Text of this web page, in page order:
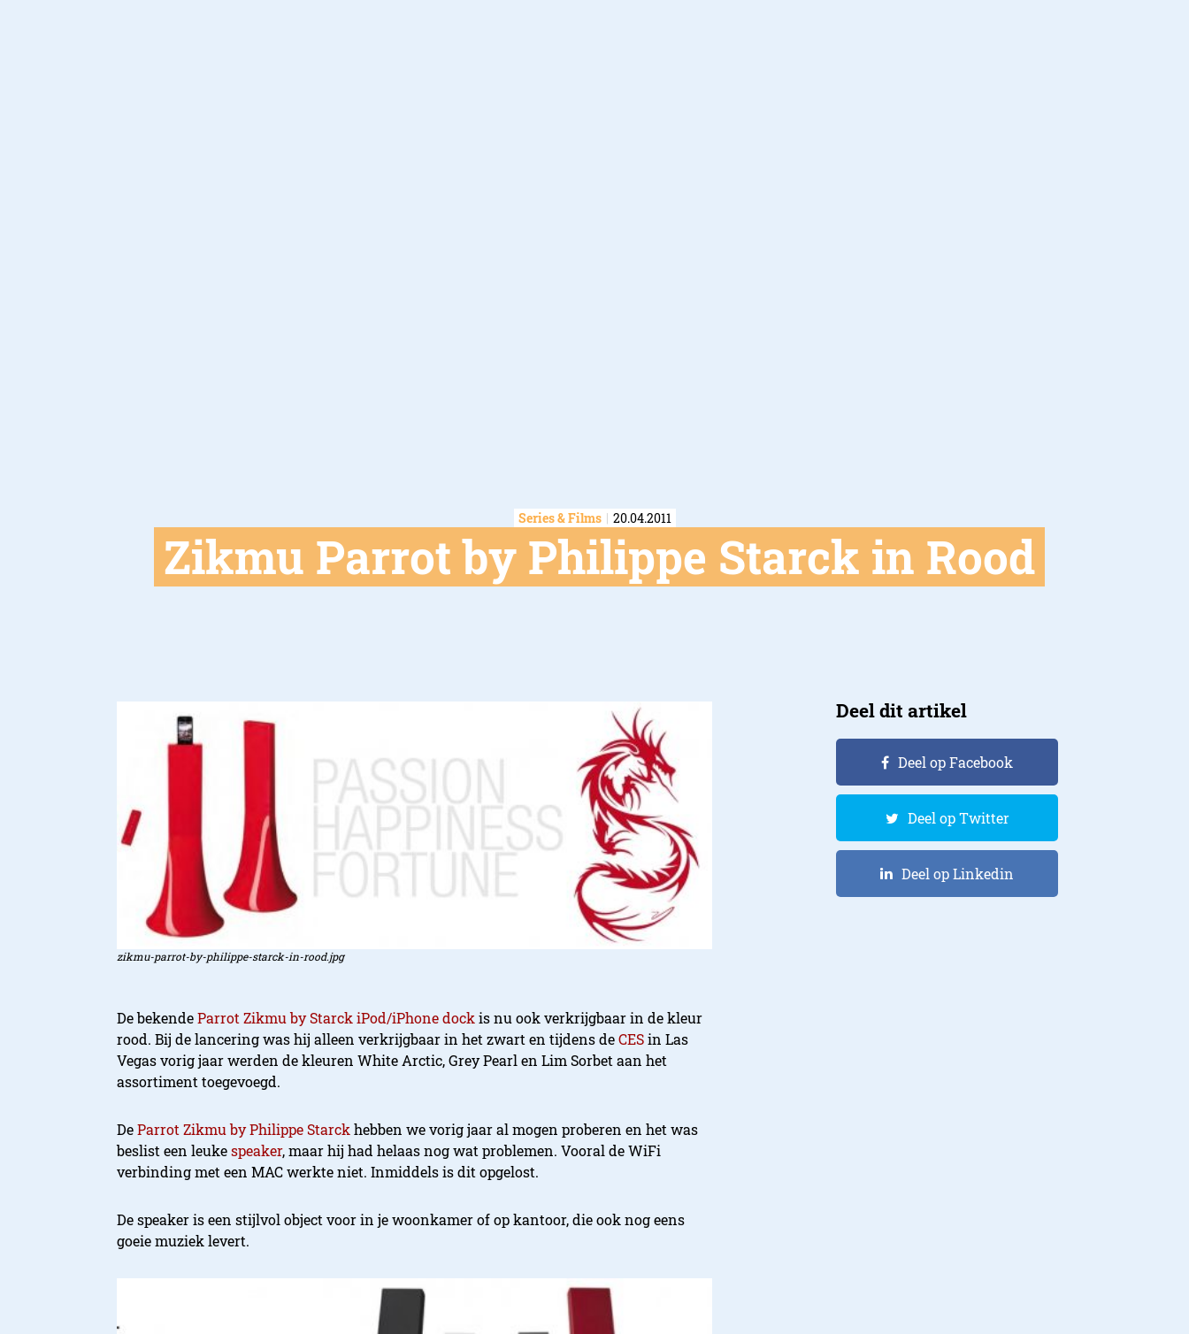
Series & Films 20.04.2011
Zikmu Parrot by Philippe Starck in Rood
zikmu-parrot-by-philippe-starck-in-rood.jpg
De bekendeParrot Zikmu by Starck iPod/iPhone dock is nu ook verkrijgbaar in de kleur
rood. Bij de lancering was hij alleen verkrijgbaar in het zwart en tijdens deCESin Las
Vegas vorig jaar werden de kleuren White Arctic, Grey Pearl en Lim Sorbet aan het
assortiment toegevoegd.
DeParrot Zikmu by Philippe Starck hebben we vorig jaar al mogen proberen en het was
beslist een leukespeaker, maar hij had helaas nog wat problemen. Vooral de WiFi
verbinding met een MAC werkte niet. Inmiddels is dit opgelost.
De speaker is een stijlvol object voor in je woonkamer of op kantoor, die ook nog eens
goeie muziek levert.
Deel dit artikel
Deel op Facebook
Deel op Twitter
Deel op Linkedin